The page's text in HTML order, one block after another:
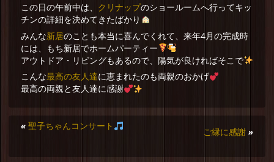
この日の午前中は、 クリナップのショールームへ行ってキッ
チンの詳細を決めてきたばかり
みんな新居のことも本当に喜んでくれて、来年4月の完成時
には、もち新居でホームパーティー
アウトドア・リビングもあるので、陽気が良ければそこで
こんな最高の友人達に恵まれたのも両親のおかげ
最高の両親と友人達に感謝
« 聖子ちゃんコンサート
ご縁に感謝 »